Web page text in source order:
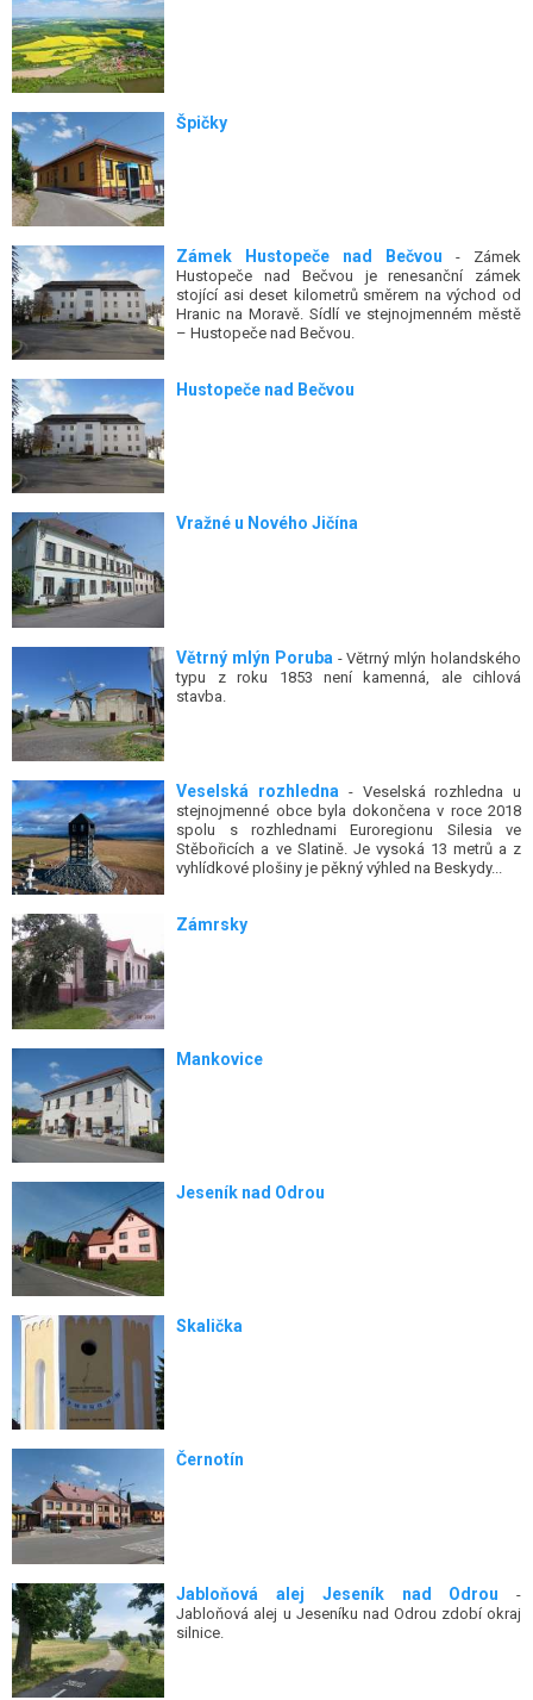
Špičky
Zámek Hustopeče nad Bečvou - Zámek
Hustopeče nad Bečvou je renesanční zámek
stojící asi deset kilometrů směrem na východ od
Hranic na Moravě. Sídlí ve stejnojmenném městě
– Hustopeče nad Bečvou.
Hustopeče nad Bečvou
Vražné u Nového Jičína
Větrný mlýn Poruba - Větrný mlýn holandského
typu z roku 1853 není kamenná, ale cihlová
stavba.
Veselská rozhledna - Veselská rozhledna u
stejnojmenné obce byla dokončena v roce 2018
spolu s rozhlednami Euroregionu Silesia ve
Stěbořicích a ve Slatině. Je vysoká 13 metrů a z
vyhlídkové plošiny je pěkný výhled na Beskydy...
Zámrsky
Mankovice
Jeseník nad Odrou
Skalička
Černotín
Jabloňová alej Jeseník nad Odrou -
Jabloňová alej u Jeseníku nad Odrou zdobí okraj
silnice.